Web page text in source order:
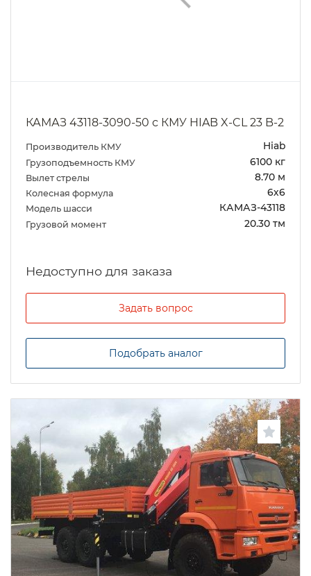
КАМАЗ 43118-3090-50 с КМУ HIAB X-CL 23 B-2
Производитель КМУ Hiab
Грузоподъемность КМУ 6100 кг
Вылет стрелы 8.70 м
Колесная формула 6х6
Модель шасси КАМАЗ-43118
Грузовой момент 20.30 тм
Задать вопрос
Подобрать аналог